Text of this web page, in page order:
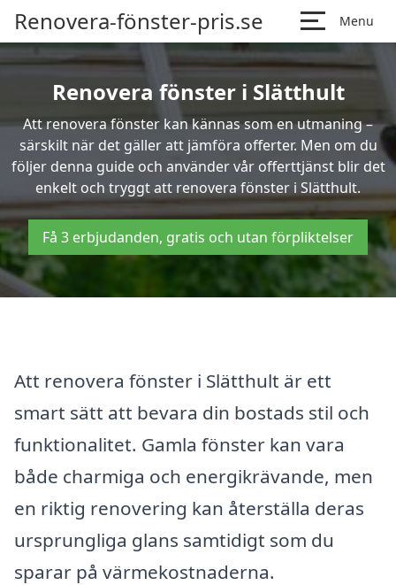
Renovera-fönster-pris.se Menu
Renovera fönster i Slätthult
Att renovera fönster kan kännas som en utmaning –
särskilt när det gäller att jämföra offerter. Men om du
följer denna guide och använder vår offerttjänst blir det
enkelt och tryggt att renovera fönster i Slätthult.
Få 3 erbjudanden, gratis och utan förpliktelser
Att renovera fönster i Slätthult är ett
smart sätt att bevara din bostads stil och
funktionalitet. Gamla fönster kan vara
både charmiga och energikrävande, men
en riktig renovering kan återställa deras
ursprungliga glans samtidigt som du
sparar på värmekostnaderna.